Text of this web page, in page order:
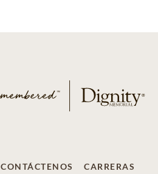
CONTÁCTENOS CARRERAS